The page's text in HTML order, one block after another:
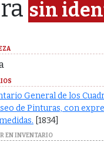
sin
General de los
de Pinturas, con
[1834]
EN INVENTARIO